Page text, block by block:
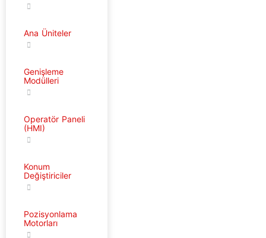
Ana Üniteler
Genişleme
Modülleri
Operatör Paneli
(HMI)
Konum
Değiştiriciler
Pozisyonlama
Motorları